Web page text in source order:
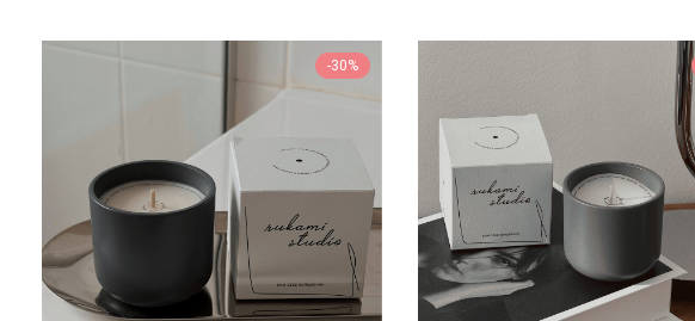
-30%